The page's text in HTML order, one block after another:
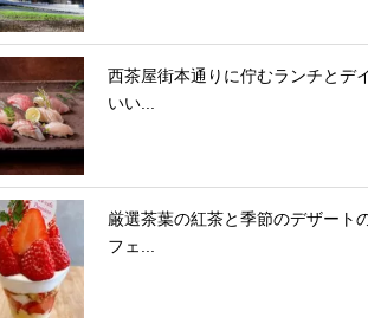
西茶屋街本通りに佇むランチとデ
いい...
厳選茶葉の紅茶と季節のデザート
フェ...